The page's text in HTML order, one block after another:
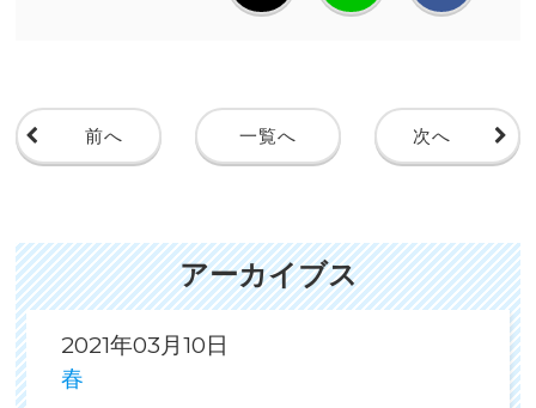
前へ 一覧へ 次へ
アーカイブス
2021年03月10日
春